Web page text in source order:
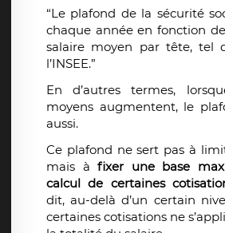
“Le plafond de la sécurité
chaque année en fonction
salaire moyen par tête, tel
l’INSEE.”
En d’autres termes,
moyens augmentent, le
aussi.
Ce plafond ne sert pas à
mais àfixer une base
calcul de certaines
dit, au-delà d’un certain
certaines cotisations ne